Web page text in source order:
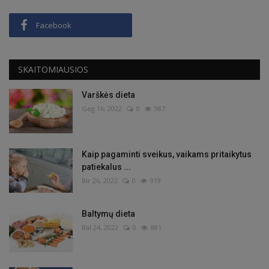
Facebook
SKAITOMIAUSIOS
Varškės dieta
Geg 16, 2022 0 987
Kaip pagaminti sveikus, vaikams pritaikytus
patiekalus ...
Bir 26, 2022 0 919
Baltymų dieta
Bal 24, 2022 0 881